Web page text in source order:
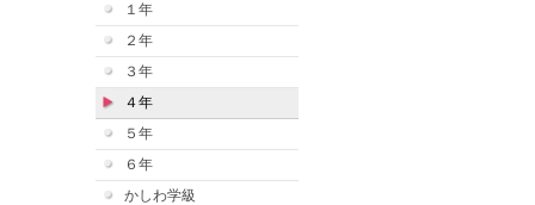
１年
２年
３年
４年
５年
６年
かしわ学級